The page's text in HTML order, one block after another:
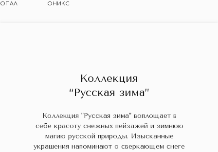
ОНИКС
ОПАЛ
Коллекция
“Русская зима”
Коллекция "Русская зима" воплощает в
себе красоту снежных пейзажей и зимнюю
магию русской природы. Изысканные
украшения напоминают о сверкающем снеге